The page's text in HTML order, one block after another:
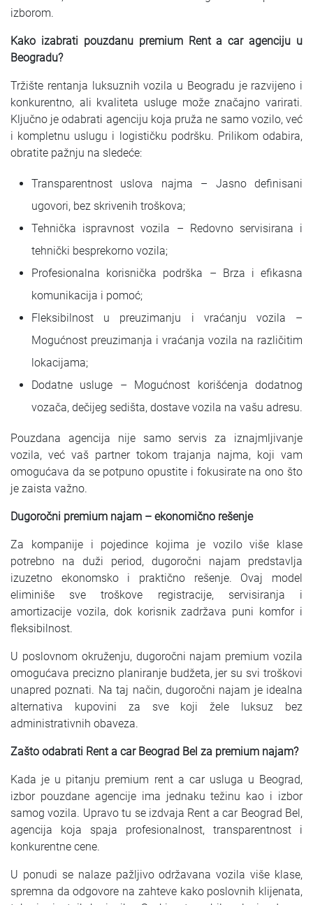
izborom.
Kako izabrati pouzdanu premium Rent a car agenciju u
Beogradu?
Tržište rentanja luksuznih vozila u Beogradu je razvijeno i
konkurentno, ali kvaliteta usluge može značajno varirati.
Ključno je odabrati agenciju koja pruža ne samo vozilo, već
i kompletnu uslugu i logističku podršku. Prilikom odabira,
obratite pažnju na sledeće:
Transparentnost uslova najma – Jasno definisani
ugovori, bez skrivenih troškova;
Tehnička ispravnost vozila – Redovno servisirana i
tehnički besprekorno vozila;
Profesionalna korisnička podrška – Brza i efikasna
komunikacija i pomoć;
Fleksibilnost u preuzimanju i vraćanju vozila –
Mogućnost preuzimanja i vraćanja vozila na različitim
lokacijama;
Dodatne usluge – Mogućnost korišćenja dodatnog
vozača, dečijeg sedišta, dostave vozila na vašu adresu.
Pouzdana agencija nije samo servis za iznajmljivanje
vozila, već vaš partner tokom trajanja najma, koji vam
omogućava da se potpuno opustite i fokusirate na ono što
je zaista važno.
Dugoročni premium najam – ekonomično rešenje
Za kompanije i pojedince kojima je vozilo više klase
potrebno na duži period, dugoročni najam predstavlja
izuzetno ekonomsko i praktično rešenje. Ovaj model
eliminiše sve troškove registracije, servisiranja i
amortizacije vozila, dok korisnik zadržava puni komfor i
fleksibilnost.
U poslovnom okruženju, dugoročni najam premium vozila
omogućava precizno planiranje budžeta, jer su svi troškovi
unapred poznati. Na taj način, dugoročni najam je idealna
alternativa kupovini za sve koji žele luksuz bez
administrativnih obaveza.
Zašto odabrati Rent a car Beograd Bel za premium najam?
Kada je u pitanju premium rent a car usluga u Beograd,
izbor pouzdane agencije ima jednaku težinu kao i izbor
samog vozila. Upravo tu se izdvaja Rent a car Beograd Bel,
agencija koja spaja profesionalnost, transparentnost i
konkurentne cene.
U ponudi se nalaze pažljivo održavana vozila više klase,
spremna da odgovore na zahteve kako poslovnih klijenata,